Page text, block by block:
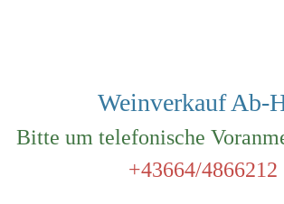
Weinverkauf Ab-
Bitte um telefonische
+43664/4866212